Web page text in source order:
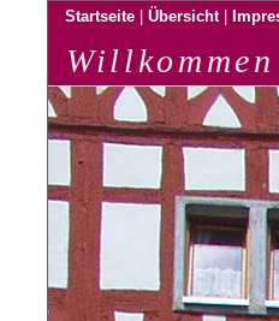
Startseite Übersicht